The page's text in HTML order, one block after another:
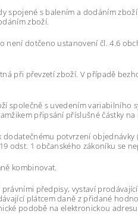
s balením a dodáním zboží
zboží.
dotčeno ustanovení čl. 4.6
při převzetí zboží. V případě
společně s uvedením variabilního
připsání příslušné částky na
potvrzení objednávky
odst. 1 občanského zákoníku se
kombinovat.
předpisy, vystaví
plátcem daně z přidané
podobě na elektronickou